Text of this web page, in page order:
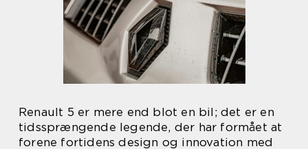
Renault 5 er mere end blot en bil; det er en
tidssprængende legende, der har formået at
forene fortidens design og innovation med